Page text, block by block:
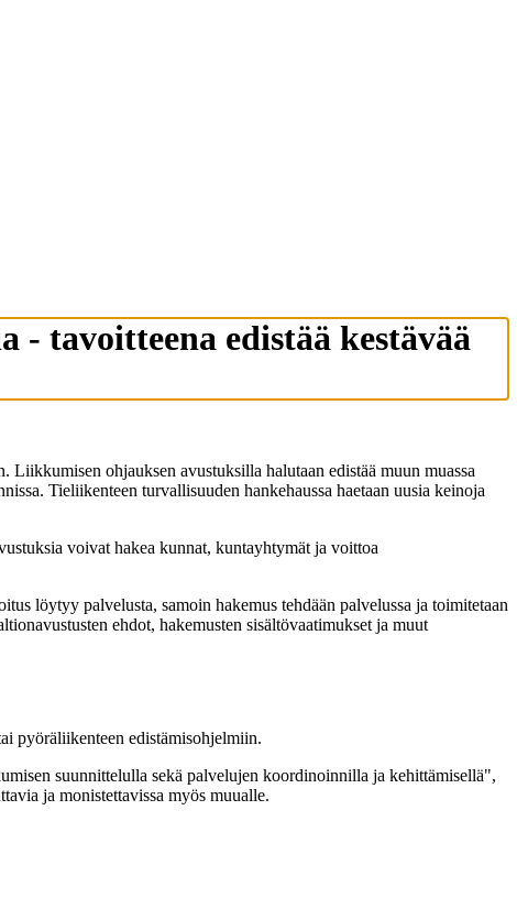
tavoitteena edistää kestävää
ohjauksen avustuksilla halutaan edistää muun muassa
Tieliikenteen turvallisuuden hankehaussa haetaan uusia keinoja
voivat hakea kunnat, kuntayhtymät ja voittoa
löytyy palvelusta, samoin hakemus tehdään palvelussa ja toimitetaan
ehdot, hakemusten sisältövaatimukset ja muut
pyöräliikenteen edistämisohjelmiin.
suunnittelulla sekä palvelujen koordinoinnilla ja kehittämisellä",
ja monistettavissa myös muualle.